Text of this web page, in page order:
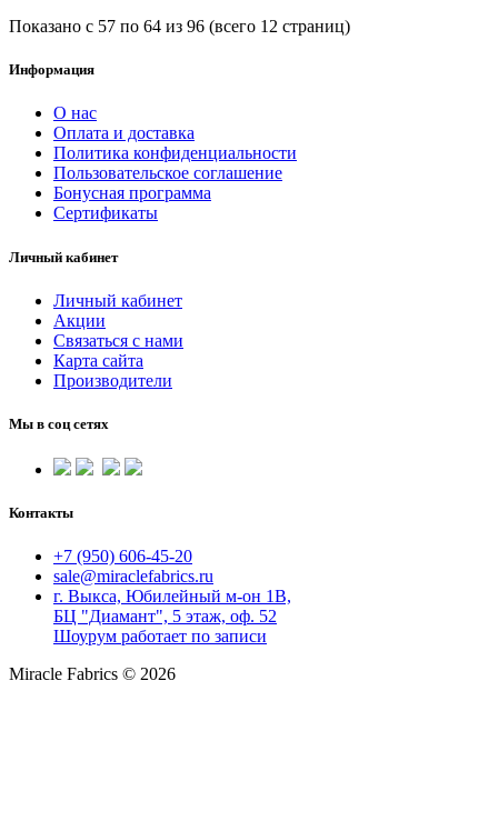
Показано с 57 по 64 из 96 (всего 12 страниц)
Информация
О нас
Оплата и доставка
Политика конфиденциальности
Пользовательское соглашение
Бонусная программа
Сертификаты
Личный кабинет
Личный кабинет
Акции
Связаться с нами
Карта сайта
Производители
Мы в соц сетях
Контакты
+7 (950) 606-45-20
sale@miraclefabrics.ru
г. Выкса, Юбилейный м-он 1В,
БЦ "Диамант", 5 этаж, оф. 52
Шоурум работает по записи
Miracle Fabrics © 2026